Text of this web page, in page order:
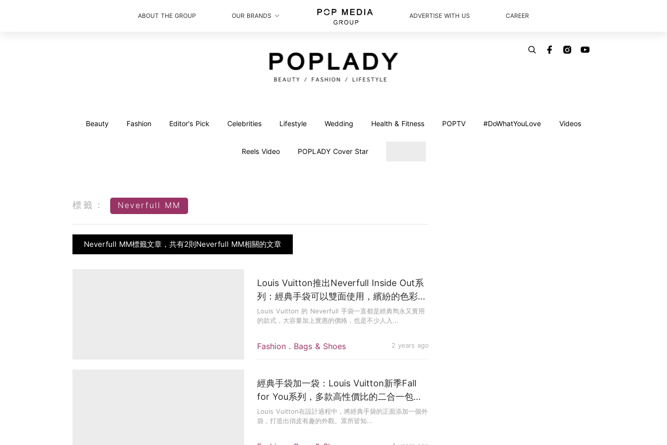
ABOUT THE GROUP OUR BRANDS ADVERTISE WITH US CAREER
Beauty Fashion Editor's Pick Celebrities Lifestyle Wedding Health & Fitness POPTV #DoWhatYouLove Videos
Reels Video POPLADY Cover Star
標籤： Neverfull MM
Neverfull MM標籤文章，共有2則Neverfull MM相關的文章
Fashion．Bags & Shoes 2 years ago
Louis Vuitton推出Neverfull Inside Out系
列：經典手袋可以雙面使用，繽紛的色彩個
性十足
Louis Vuitton 的 Neverfull 手袋一直都是經典雋永又實用
的款式，大容量加上實惠的價格，也是不少人入...
經典手袋加一袋：Louis Vuitton新季Fall
for You系列，多款高性價比的二合一包登
場！
Louis Vuitton在設計過程中，將經典手袋的正面添加一個外
袋，打造出俏皮有趣的外觀。眾所皆知...